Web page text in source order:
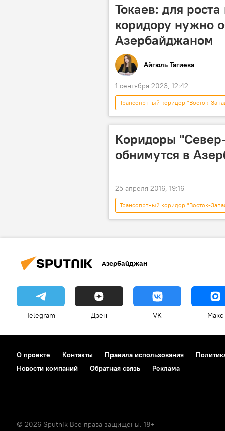
альтернативные маршруты
директор азербайджанского
Токаев: для
коридору нужно
Азербайджаном
Айгюль Тагиева
1 сентября 2023, 12:42
Трансопртный коридор "Восток-
Казахстан
Коридоры
обнимутся в
25 апреля 2016, 19:16
Трансопртный коридор "Восток-
Акиф Мустафаев
TRACEСA
Азербайджан
Telegram Дзен VK Макс
О проекте Контакты Правила использования
Новости компаний
Обратная связь Реклама
© 2026 Sputnik Все права защищены. 18+